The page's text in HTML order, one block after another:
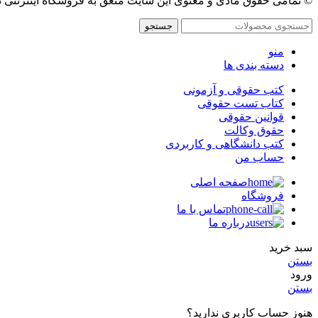
جستجو
منو
دسته بندی ها
کتب حقوقی و آزمونی
کتاب تست حقوقی
قوانین حقوقی
حقوق وکالت
کتب دانشگاهی و کاربردی
حساب من
صفحه اصلی
فروشگاه
تماس با ما
درباره ما
سبد خرید
بستن
ورود
بستن
هنوز حساب کاربری ندارید؟